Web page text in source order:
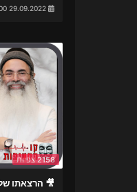
2158 צפיות
🎥 הרצאתו